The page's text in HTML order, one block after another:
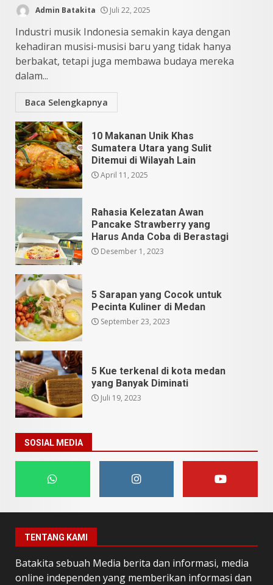
5
Sering Jadi Perdebatan
Mei 25, 2026
Admin Batakita Juli 22, 2025
Industri musik Indonesia semakin kaya dengan
kehadiran musisi-musisi baru yang tidak hanya
berbakat, tetapi juga membawa budaya mereka
dalam...
Baca Selengkapnya
10 Makanan Unik Khas
Sumatera Utara yang Sulit
Ditemui di Wilayah Lain
April 11, 2025
Rahasia Kelezatan Awan
Pancake Strawberry yang
Harus Anda Coba di Berastagi
Desember 1, 2023
5 Sarapan yang Cocok untuk
Pecinta Kuliner di Medan
September 23, 2023
5 Kue terkenal di kota medan
yang Banyak Diminati
Juli 19, 2023
SOSIAL MEDIA
TENTANG KAMI
Batakita sebuah Media berita dan informasi, media
online independen yang memberikan informasi dan